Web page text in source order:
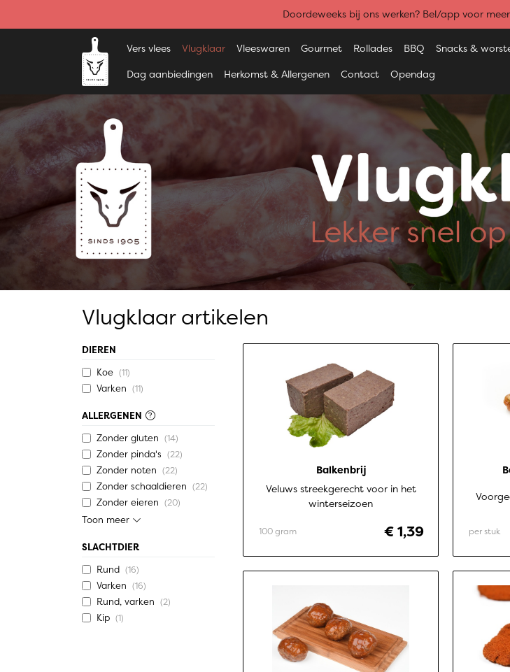
Doordeweeks bij ons werken? Bel/app voor
Vers vlees Vlugklaar Vleeswaren Gourmet Rollades BBQ Snacks &
Dag aanbiedingen Herkomst & Allergenen Contact Opendag
Vlugklaar artikelen
DIEREN
Koe (11)
Varken (11)
ALLERGENEN
Zonder gluten (14)
Zonder pinda's (22)
Zonder noten (22)
Zonder schaaldieren (22)
Zonder eieren (20)
Toon meer
SLACHTDIER
Rund (16)
Varken (16)
Rund, varken (2)
Kip (1)
Balkenbrij
Veluws streekgerecht voor in het
winterseizoen
€ 1,39
100 gram per stuk